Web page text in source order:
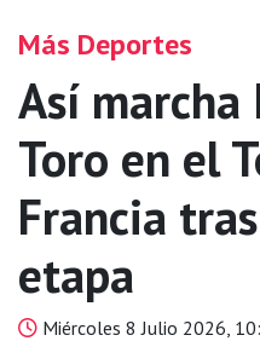
Más Deportes
Así marcha
Toro en el
Francia
etapa
Miércoles 8 Julio 2026,